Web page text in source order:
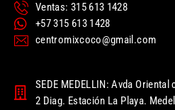
Ventas: 315 613 1428
+57 315 613 1428
centromixcoco@gmail.com
SEDE MEDELLIN: Avda
2 Diag. Estación La Playa.